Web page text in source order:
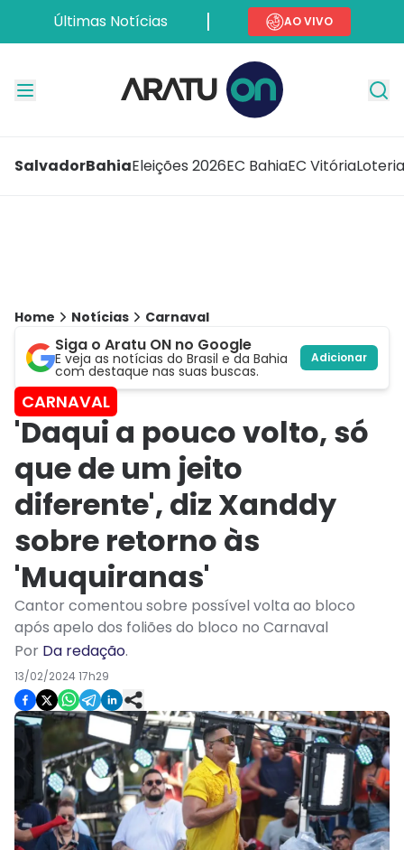
Últimas Notícias AO VIVO
SalvadorBahiaEleições 2026EC BahiaEC Vitória
Home Notícias Carnaval
Siga o Aratu ON no Google
E veja as notícias do Brasil e da Bahia
com destaque nas suas buscas.
Adicionar
CARNAVAL
'Daqui a pouco volto, só
que de um jeito
diferente', diz Xanddy
sobre retorno às
'Muquiranas'
Cantor comentou sobre possível volta ao bloco
após apelo dos foliões do bloco no Carnaval
Por Da redação.
13/02/2024 17h29